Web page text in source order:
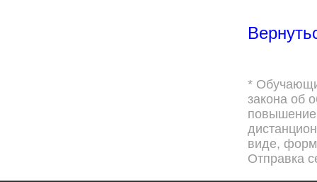
*
закона об
виде,
Отправка